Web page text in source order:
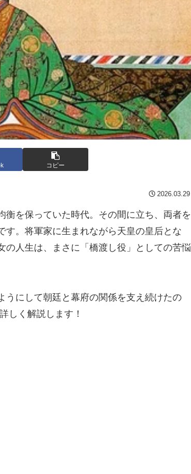
コピー
2026.03.29
を保っていた時代。その間に立ち、両者を
。将軍家に生まれながら天皇の皇后とな
の人生は、まさに「橋渡し役」としての苦悩
うにして朝廷と幕府の関係を支え続けたの
しく解説します！